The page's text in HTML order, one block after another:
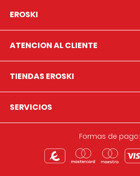
EROSKI
ATENCION AL CLIENTE
TIENDAS EROSKI
SERVICIOS
Formas de pago: